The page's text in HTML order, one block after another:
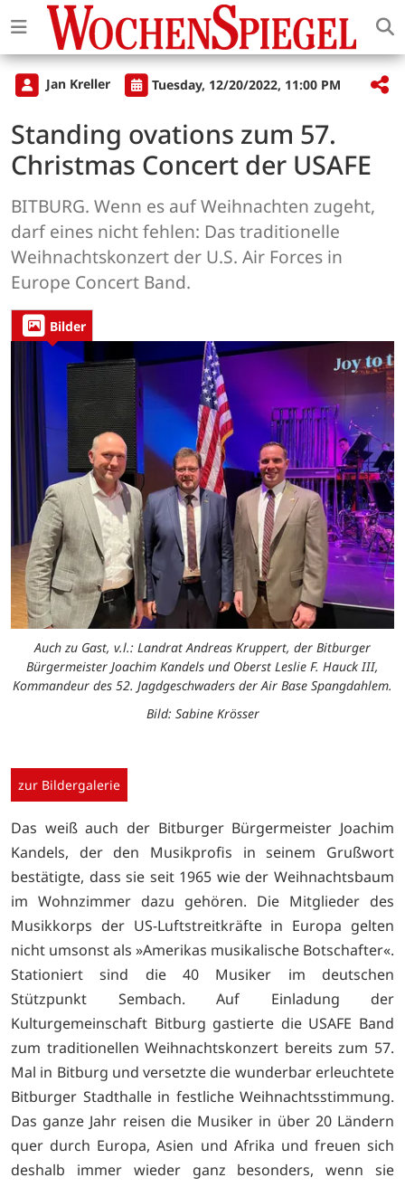
Jan Kreller Tuesday, 12/20/2022, 11:00 PM
Standing ovations zum 57.
Christmas Concert der USAFE
BITBURG. Wenn es auf Weihnachten zugeht,
darf eines nicht fehlen: Das traditionelle
Weihnachtskonzert der U.S. Air Forces in
Europe Concert Band.
Bilder
Auch zu Gast, v.l.: Landrat Andreas Kruppert, der Bitburger
Bürgermeister Joachim Kandels und Oberst Leslie F. Hauck III,
Kommandeur des 52. Jagdgeschwaders der Air Base Spangdahlem.
Bild: Sabine Krösser
zur Bildergalerie
Das weiß auch der Bitburger Bürgermeister Joachim
Kandels, der den Musikprofis in seinem Grußwort
bestätigte, dass sie seit 1965 wie der Weihnachtsbaum
im Wohnzimmer dazu gehören. Die Mitglieder des
Musikkorps der US-Luftstreitkräfte in Europa gelten
nicht umsonst als »Amerikas musikalische Botschafter«.
Stationiert sind die 40 Musiker im deutschen
Stützpunkt Sembach. Auf Einladung der
Kulturgemeinschaft Bitburg gastierte die USAFE Band
zum traditionellen Weihnachtskonzert bereits zum 57.
Mal in Bitburg und versetzte die wunderbar erleuchtete
Bitburger Stadthalle in festliche Weihnachtsstimmung.
Das ganze Jahr reisen die Musiker in über 20 Ländern
quer durch Europa, Asien und Afrika und freuen sich
deshalb immer wieder ganz besonders, wenn sie